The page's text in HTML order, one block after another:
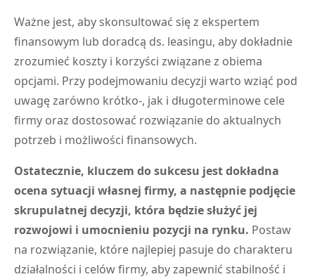
Ważne jest, aby skonsultować się z ekspertem
finansowym lub doradcą ds. leasingu, aby dokładnie
zrozumieć koszty i korzyści związane z obiema
opcjami. Przy podejmowaniu decyzji warto wziąć pod
uwagę zarówno krótko-, jak i długoterminowe cele
firmy oraz dostosować rozwiązanie do aktualnych
potrzeb i możliwości finansowych.
Ostatecznie, kluczem do sukcesu jest dokładna
ocena sytuacji własnej firmy, a następnie podjęcie
skrupulatnej decyzji, która będzie służyć jej
rozwojowi i umocnieniu pozycji na rynku. Postaw
na rozwiązanie, które najlepiej pasuje do charakteru
działalności i celów firmy, aby zapewnić stabilność i